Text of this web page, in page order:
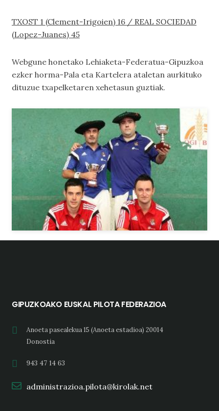
TXOST 1 (Clement-Irigoien) 16 / REAL SOCIEDAD
(Lopez-Juanes) 45
Webgune honetako Lehiaketa-Federatua-Gipuzkoa
ezker horma-Pala eta Kartelera ataletan aurkituko
dituzue txapelketaren xehetasun guztiak.
GIPUZKOAKO EUSKAL PILOTA FEDERAZIOA
Anoeta pasealekua 15 (Anoeta estadioa) 20014
Donostia
943 47 14 63
administrazioa.pilota@kirolak.net